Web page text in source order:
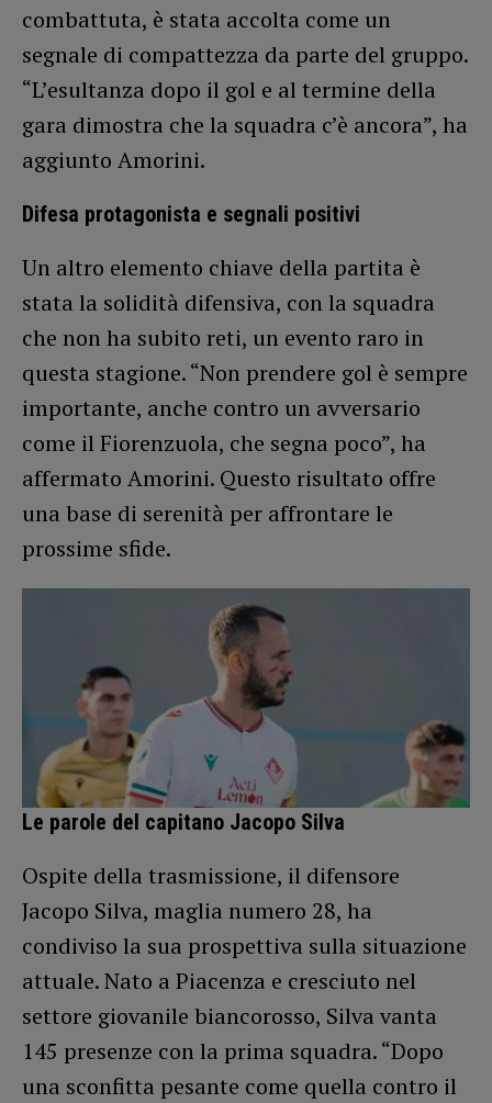
combattuta, è stata accolta come un
segnale di compattezza da parte del gruppo.
“L’esultanza dopo il gol e al termine della
gara dimostra che la squadra c’è ancora”, ha
aggiunto Amorini.
Difesa protagonista e segnali positivi
Un altro elemento chiave della partita è
stata la solidità difensiva, con la squadra
che non ha subito reti, un evento raro in
questa stagione. “Non prendere gol è sempre
importante, anche contro un avversario
come il Fiorenzuola, che segna poco”, ha
affermato Amorini. Questo risultato offre
una base di serenità per affrontare le
prossime sfide.
Le parole del capitano Jacopo Silva
Ospite della trasmissione, il difensore
Jacopo Silva, maglia numero 28, ha
condiviso la sua prospettiva sulla situazione
attuale. Nato a Piacenza e cresciuto nel
settore giovanile biancorosso, Silva vanta
145 presenze con la prima squadra. “Dopo
una sconfitta pesante come quella contro il